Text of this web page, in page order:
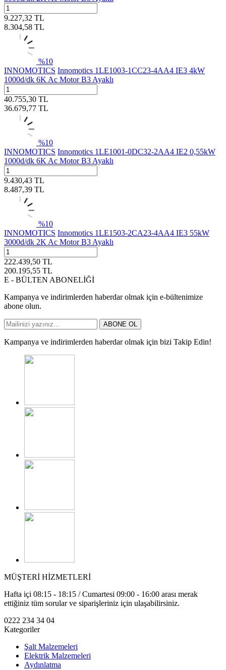
9.227,32 TL
8.304,58 TL
%10
INNOMOTICS Innomotics 1LE1003-1CC23-4AA4 IE3 4kW
1000d/dk 6K Ac Motor B3 Ayaklı
40.755,30 TL
36.679,77 TL
%10
INNOMOTICS Innomotics 1LE1001-0DC32-2AA4 IE2 0,55kW
1000d/dk 6K Ac Motor B3 Ayaklı
9.430,43 TL
8.487,39 TL
%10
INNOMOTICS Innomotics 1LE1503-2CA23-4AA4 IE3 55kW
3000d/dk 2K Ac Motor B3 Ayaklı
222.439,50 TL
200.195,55 TL
E - BÜLTEN ABONELİĞİ
Kampanya ve indirimlerden haberdar olmak için e-bültenimize
abone olun.
ABONE OL
Kampanya ve indirimlerden haberdar olmak için bizi Takip Edin!
MÜŞTERİ HİZMETLERİ
Hafta içi 08:15 - 18:15 / Cumartesi 09:00 - 16:00 arası merak
ettiğiniz tüm sorular ve siparişleriniz için ulaşabilirsiniz.
0222 234 34 04
Kategoriler
Şalt Malzemeleri
Elektrik Malzemeleri
Aydınlatma